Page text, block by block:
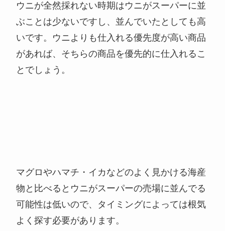
ウニが全然採れない時期はウニがスーパーに並
ぶことは少ないですし、並んでいたとしても高
いです。ウニよりも仕入れる優先度が高い商品
があれば、そちらの商品を優先的に仕入れるこ
とでしょう。
マグロやハマチ・イカなどのよく見かける海産
物と比べるとウニがスーパーの売場に並んでる
可能性は低いので、タイミングによっては根気
よく探す必要があります。